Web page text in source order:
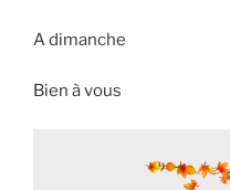
A dimanche
Bien à vous